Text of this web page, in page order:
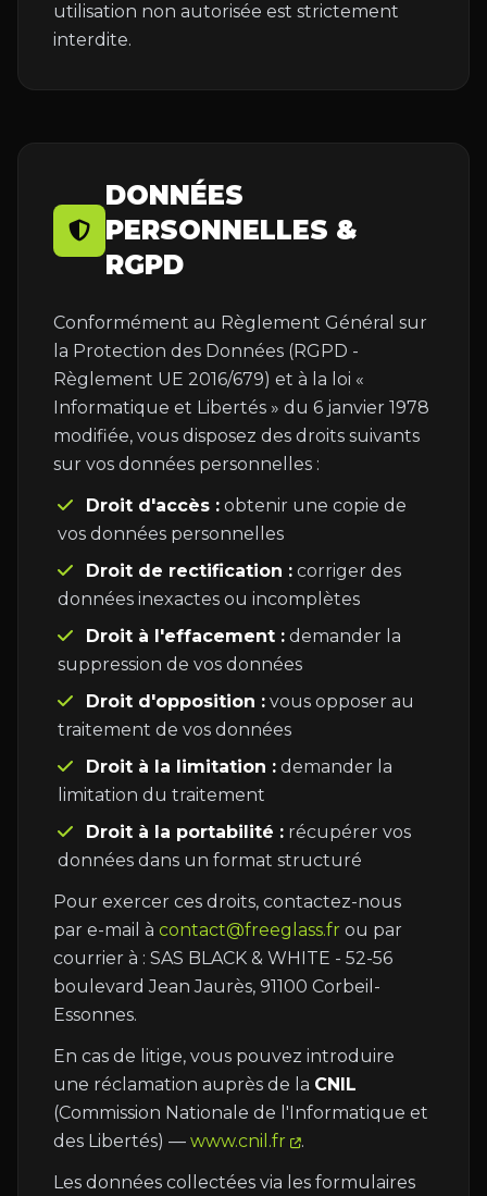
utilisation non autorisée est strictement
interdite.
DONNÉES
PERSONNELLES &
RGPD
Conformément au Règlement Général sur
la Protection des Données (RGPD -
Règlement UE 2016/679) et à la loi «
Informatique et Libertés » du 6 janvier 1978
modifiée, vous disposez des droits suivants
sur vos données personnelles :
Droit d'accès : obtenir une copie de
vos données personnelles
Droit de rectification : corriger des
données inexactes ou incomplètes
Droit à l'effacement : demander la
suppression de vos données
Droit d'opposition : vous opposer au
traitement de vos données
Droit à la limitation : demander la
limitation du traitement
Droit à la portabilité : récupérer vos
données dans un format structuré
Pour exercer ces droits, contactez-nous
par e-mail à contact@freeglass.fr ou par
courrier à : SAS BLACK & WHITE - 52-56
boulevard Jean Jaurès, 91100 Corbeil-
Essonnes.
En cas de litige, vous pouvez introduire
une réclamation auprès de la CNIL
(Commission Nationale de l'Informatique et
des Libertés) — www.cnil.fr
.
Les données collectées via les formulaires